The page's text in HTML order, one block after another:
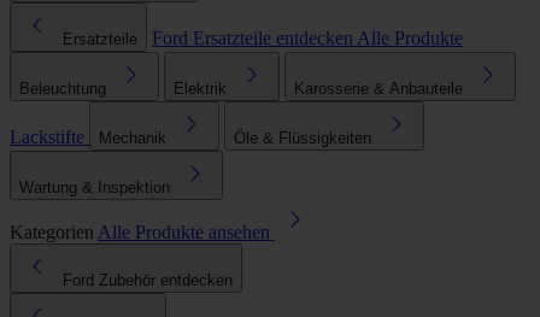
Ersatzteile Ford Ersatzteile entdecken Alle Produkte
Beleuchtung Elektrik Karosserie & Anbauteile
Lackstifte Mechanik Öle & Flüssigkeiten
Wartung & Inspektion
Kategorien Alle Produkte ansehen
Ford Zubehör entdecken